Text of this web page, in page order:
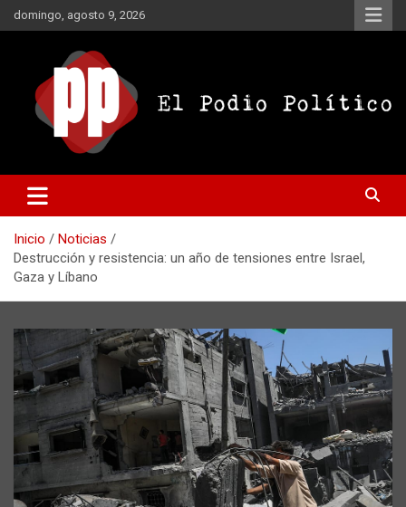
Saltar
al
domingo, agosto 9, 2026
El Podio Político – © Argentina
Inicio
Noticias
Destrucción y resistencia: un año de tensiones entre Israel,
Gaza y Líbano